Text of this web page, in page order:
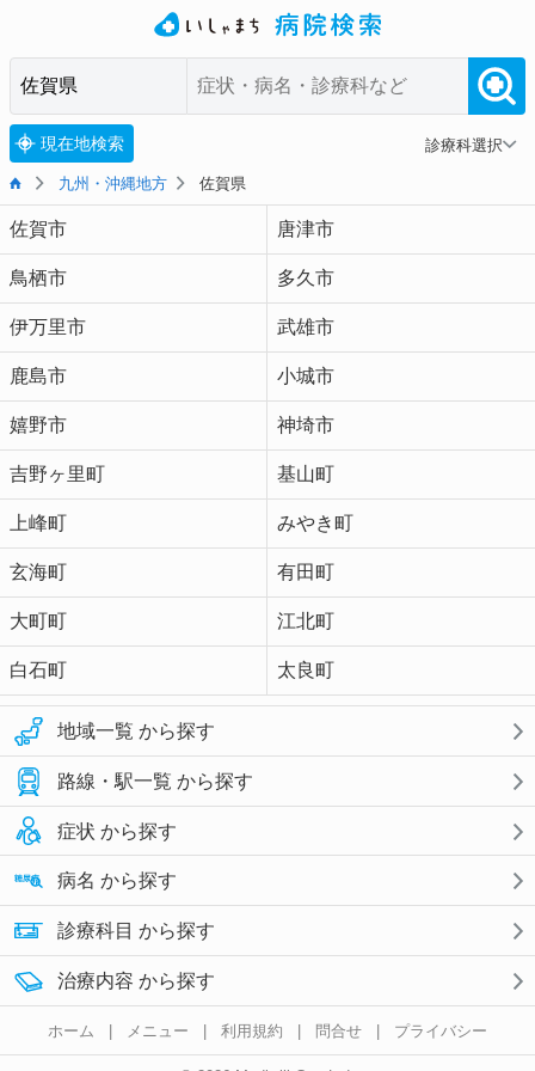
現在地検索 診療科選択
九州・沖縄地方 佐賀県
佐賀市 唐津市
鳥栖市 多久市
伊万里市 武雄市
鹿島市 小城市
嬉野市 神埼市
吉野ヶ里町 基山町
上峰町 みやき町
玄海町 有田町
大町町 江北町
白石町 太良町
地域一覧 から探す
路線・駅一覧 から探す
症状 から探す
病名 から探す
診療科目 から探す
治療内容 から探す
ホーム | メニュー | 利用規約 | 問合せ | プライバシー